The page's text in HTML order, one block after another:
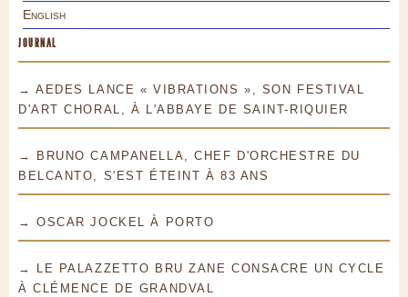
English
JOURNAL
→ AEDES LANCE « VIBRATIONS », SON FESTIVAL
D'ART CHORAL, À L'ABBAYE DE SAINT-RIQUIER
→ BRUNO CAMPANELLA, CHEF D'ORCHESTRE DU
BELCANTO, S'EST ÉTEINT À 83 ANS
→ OSCAR JOCKEL À PORTO
→ LE PALAZZETTO BRU ZANE CONSACRE UN CYCLE
À CLÉMENCE DE GRANDVAL